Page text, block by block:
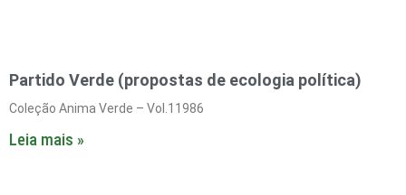
Partido Verde (propostas de ecologia política)
Coleção Anima Verde – Vol.11986
Leia mais »